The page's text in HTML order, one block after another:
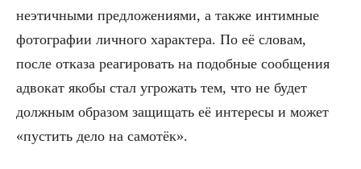
неэтичными предложениями, а также интимные
фотографии личного характера. По её словам,
после отказа реагировать на подобные сообщения
адвокат якобы стал угрожать тем, что не будет
должным образом защищать её интересы и может
«пустить дело на самотёк».